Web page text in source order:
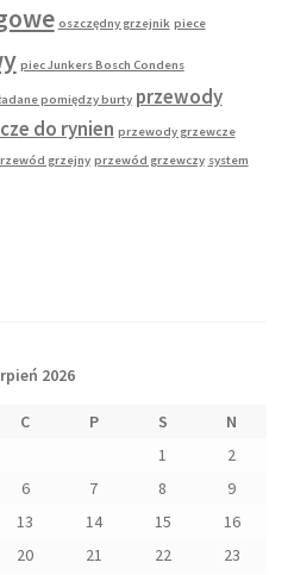
oszczędny grzejnik piece
piec Junkers Bosch Condens
pomiędzy burty przewody
do rynien przewody grzewcze
grzejny przewód grzewczy system
2026
C P S
N
1
2
6 7 8
9
13 14 15
16
20 21 22
23